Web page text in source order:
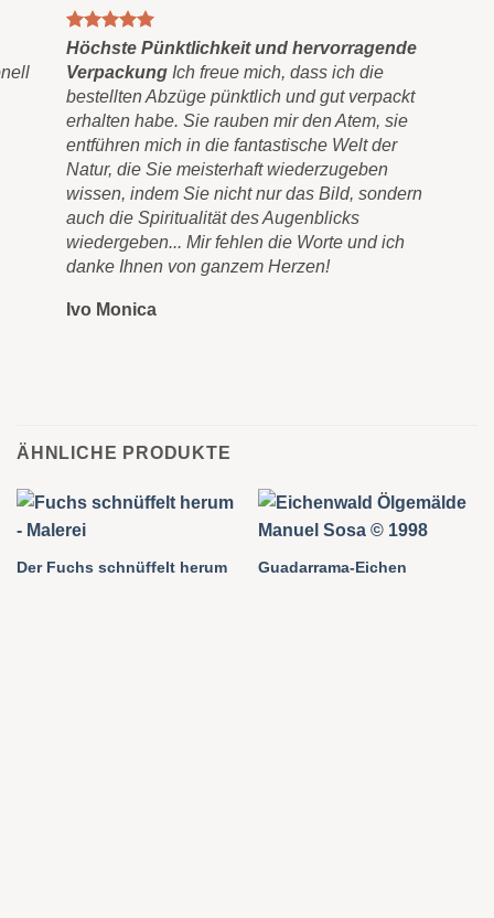
Höchste Pünktlichkeit und hervorragende
Verpackung Ich freue mich, dass ich die
bestellten Abzüge pünktlich und gut verpackt
erhalten habe. Sie rauben mir den Atem, sie
entführen mich in die fantastische Welt der
Natur, die Sie meisterhaft wiederzugeben
wissen, indem Sie nicht nur das Bild, sondern
auch die Spiritualität des Augenblicks
wiedergeben... Mir fehlen die Worte und ich
danke Ihnen von ganzem Herzen!
Ivo Monica
ÄHNLICHE PRODUKTE
Der Fuchs schnüffelt herum Guadarrama-Eichen